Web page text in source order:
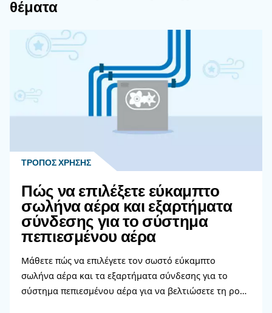
Πώς Σχετίζεται Η Ιπποδύναμη (HP)
CFM Και Τα PSI Σε Έναν